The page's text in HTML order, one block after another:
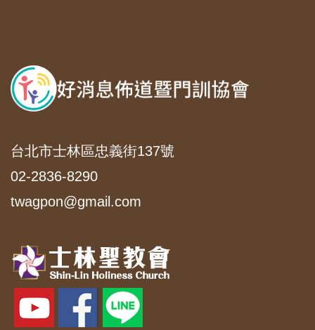
台北市士林區忠義街137號
02-2836-8290
twagpon@gmail.com